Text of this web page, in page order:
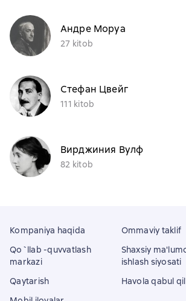
Андре Моруа
27 kitob
Стефан Цвейг
111 kitob
Вирджиния Вулф
82 kitob
Kompaniya haqida
Qo`llab -quvvatlash
markazi
Qaytarish
Ommaviy taklif
Shaxsiy
ishlash siyosati
Havola qabul